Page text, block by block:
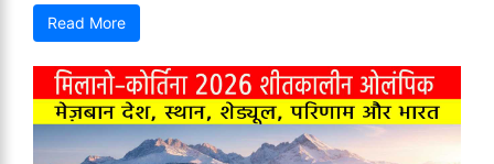
Read More